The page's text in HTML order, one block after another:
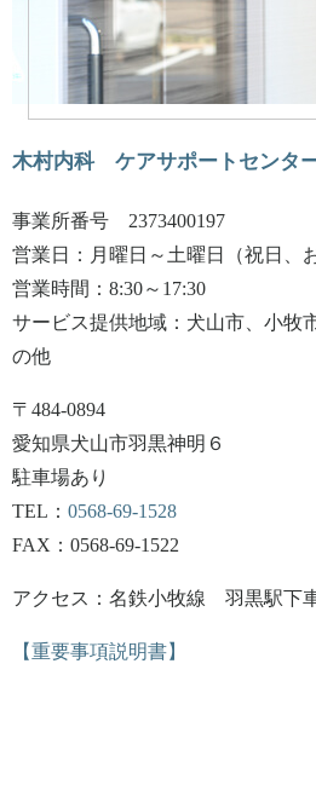
木村内科 ケアサポートセンタ
事業所番号 2373400197
営業日：月曜日～土曜日（祝日、
営業時間：8:30～17:30
サービス提供地域：犬山市、小牧
の他
〒484-0894
愛知県犬山市羽黒神明６
駐車場あり
TEL： 0568-69-1528
FAX：0568-69-1522
アクセス：名鉄小牧線 羽黒駅下
【重要事項説明書】